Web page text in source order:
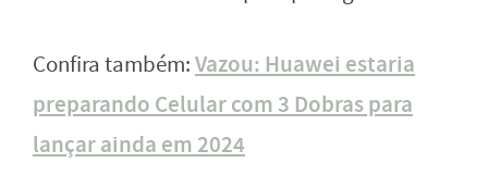
Confira também:Vazou: Huawei estaria
preparando Celular com 3 Dobras para
lançar ainda em 2024